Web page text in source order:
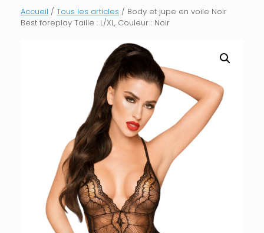
Accueil / Tous les articles / Body et jupe en voile Noir
Best foreplay Taille : L/XL, Couleur : Noir